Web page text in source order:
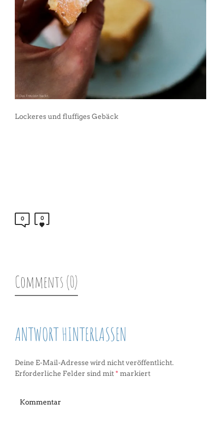
Lockeres und fluffiges Gebäck
0 0
Comments (0)
ANTWORT HINTERLASSEN
Deine E-Mail-Adresse wird nicht veröffentlicht.
Erforderliche Felder sind mit* markiert